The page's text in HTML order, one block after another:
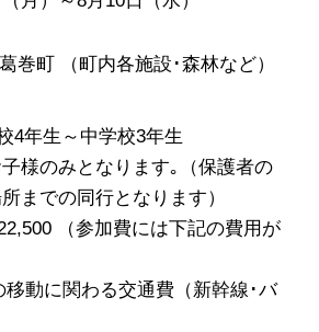
巻町 （町内各施設･森林など）
4年生～中学校3年生
様のみとなります｡（保護者の
までの同行となります）
（参加費には下記の費用が
移動に関わる交通費（新幹線･バ